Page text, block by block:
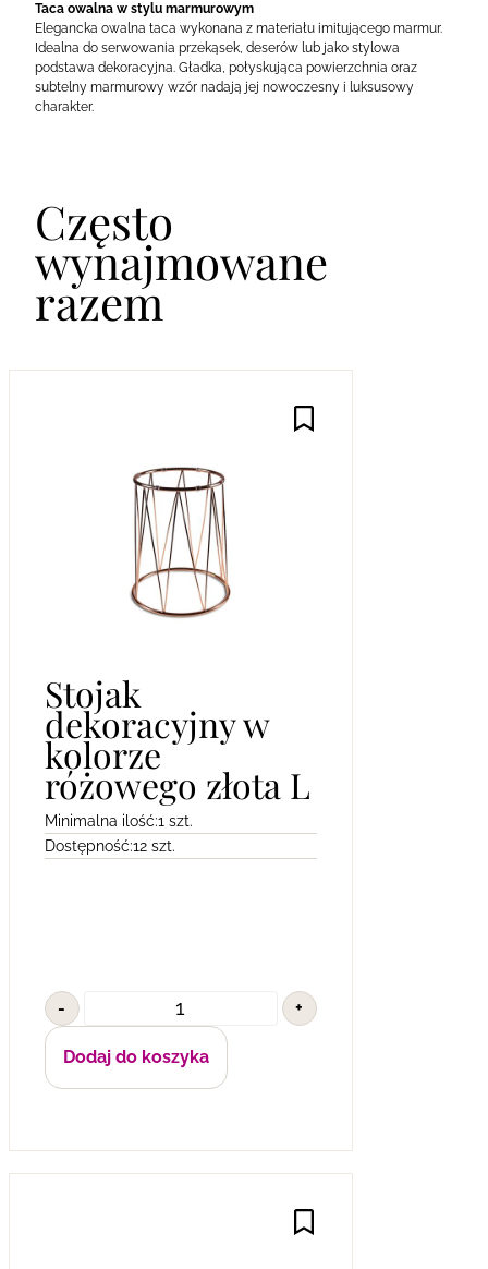
Taca owalna w stylu marmurowym
Elegancka owalna taca wykonana z materiału imitującego marmur.
Idealna do serwowania przekąsek, deserów lub jako stylowa
podstawa dekoracyjna. Gładka, połyskująca powierzchnia oraz
subtelny marmurowy wzór nadają jej nowoczesny i luksusowy
charakter.
Często
wynajmowane
razem
Stojak
dekoracyjny w
kolorze
różowego złota L
Minimalna ilość:1 szt.
Dostępność:12 szt.
- +
Dodaj do koszyka